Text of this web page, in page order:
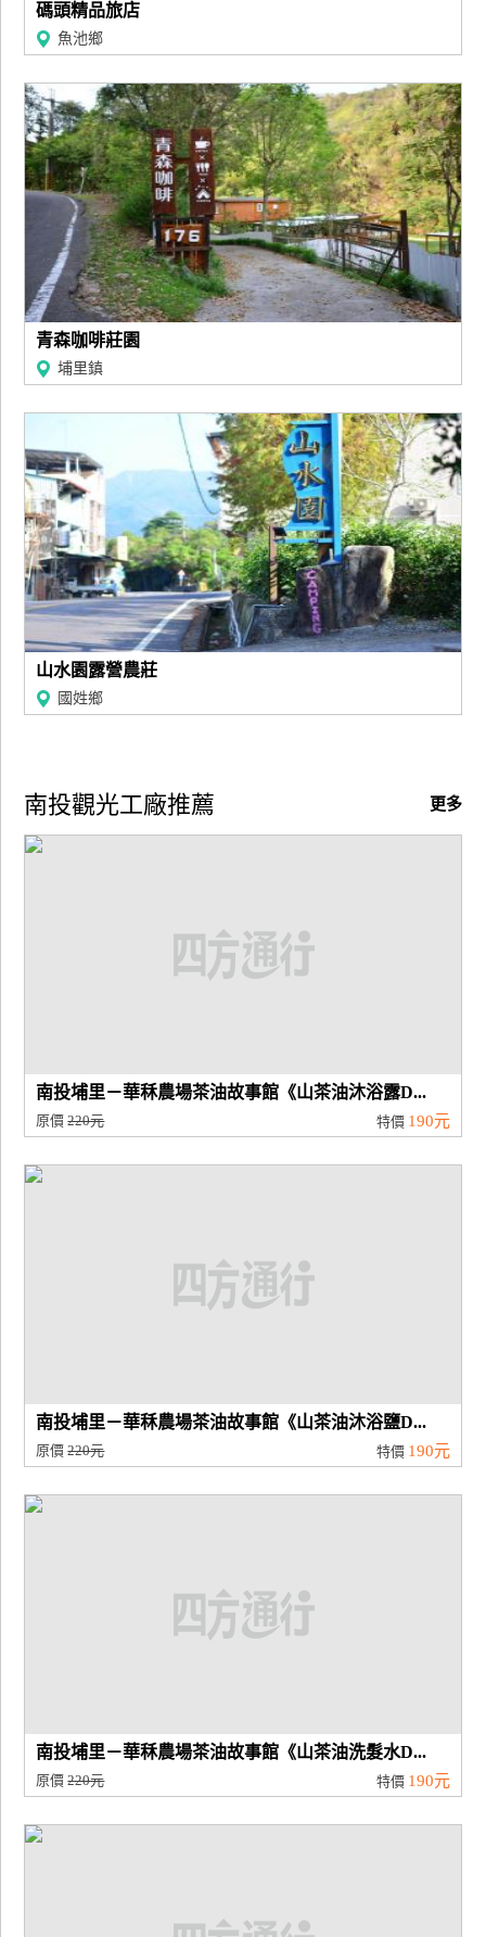
碼頭精品旅店
魚池鄉
青森咖啡莊園
埔里鎮
山水園露營農莊
國姓鄉
更多
南投觀光工廠推薦
南投埔里－華秝農場茶油故事館《山茶油沐浴露D...
原價220元 特價 190元
南投埔里－華秝農場茶油故事館《山茶油沐浴鹽D...
原價220元 特價 190元
南投埔里－華秝農場茶油故事館《山茶油洗髮水D...
原價220元 特價 190元